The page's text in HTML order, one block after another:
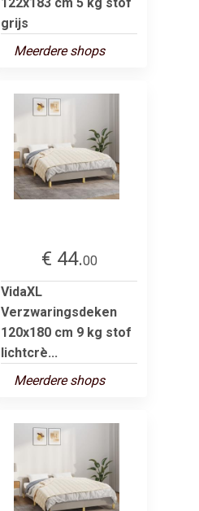
grijs
Meerdere shops
€ 44.00
VidaXL
Verzwaringsdeken
120x180 cm 9 kg stof
lichtcrè...
Meerdere shops